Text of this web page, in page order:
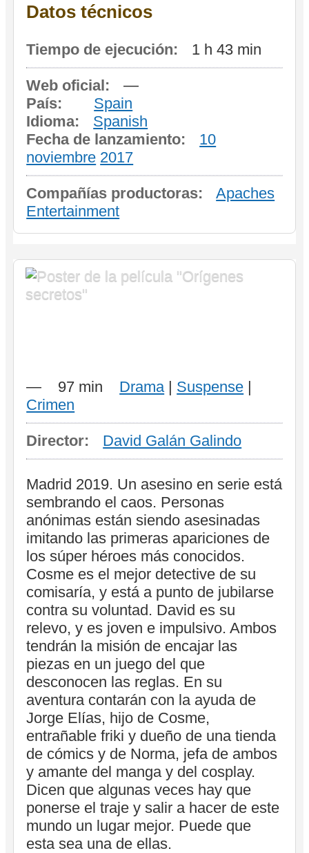
Datos técnicos
Tiempo de ejecución: 1 h 43 min
Web oficial:
—
País:
Spain
Idioma:
Spanish
Fecha de lanzamiento:
10
noviembre 2017
Compañías productoras:
Apaches
Entertainment
— 97 min Drama| Suspense
Crimen
Director: David Galán Galindo
Madrid 2019. Un asesino en serie está
sembrando el caos. Personas
anónimas están siendo asesinadas
imitando las primeras apariciones de
los súper héroes más conocidos.
Cosme es el mejor detective de su
comisaría, y está a punto de jubilarse
contra su voluntad. David es su
relevo, y es joven e impulsivo. Ambos
tendrán la misión de encajar las
piezas en un juego del que
desconocen las reglas. En su
aventura contarán con la ayuda de
Jorge Elías, hijo de Cosme,
entrañable friki y dueño de una tienda
de cómics y de Norma, jefa de ambos
y amante del manga y del cosplay.
Dicen que algunas veces hay que
ponerse el traje y salir a hacer de este
mundo un lugar mejor. Puede que
esta sea una de ellas.